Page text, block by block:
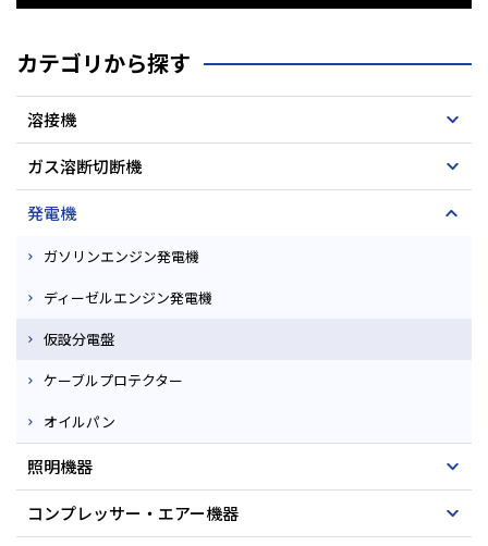
カテゴリから探す
溶接機
ガス溶断切断機
発電機
ガソリンエンジン発電機
ディーゼルエンジン発電機
仮設分電盤
ケーブルプロテクター
オイルパン
照明機器
コンプレッサー・エアー機器